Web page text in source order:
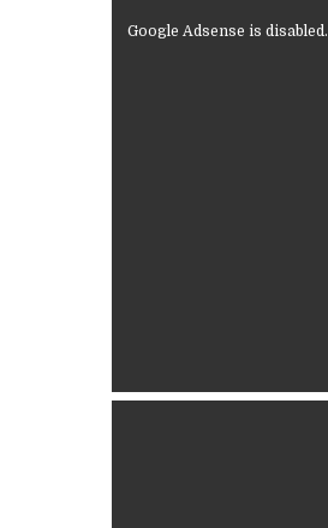
Google Adsense is disabled.